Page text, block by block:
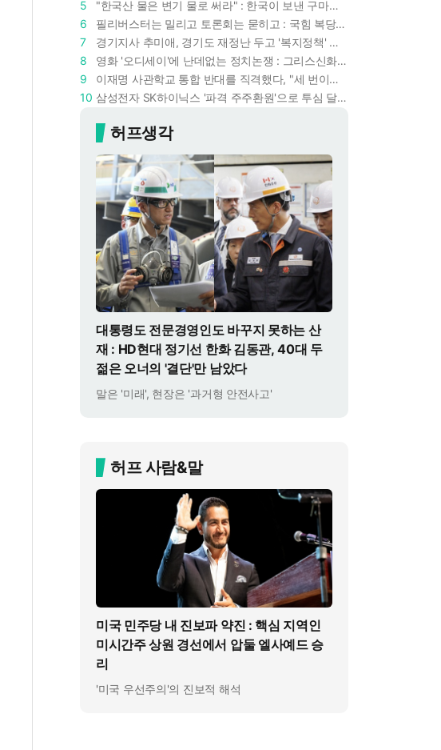
5
"한국산 물은 변기 물로 써라" : 한국이 보낸 구마모토 지진 구호품에 한 일본인의 '어처구니 없는' 반응
6
필리버스터는 밀리고 토론회는 묻히고 : 국힘 복당 원하는 한동훈, '검사 정치'의 한계만 드러내나
7
경기지사 추미애, 경기도 재정난 두고 '복지정책' 탓하는 시선에 정면 반박 : "고령자와 아이 인구 급증"
8
영화 '오디세이'에 난데없는 정치논쟁 : 그리스신화 공간에서 '트럼프 전쟁의 참혹함'이 보인다
9
이재명 사관학교 통합 반대를 직격했다, "세 번이나 군사 쿠데타 했는데 압도적 지위"
10
삼성전자 SK하이닉스 '파격 주주환원'으로 투심 달래고 주가도 받칠까, 100조 넘는 추가 배당 재원에 쏠리는 눈
허프생각
대통령도 전문경영인도 바꾸지 못하는 산
재 : HD현대 정기선 한화 김동관, 40대 두
젊은 오너의 '결단'만 남았다
말은 '미래', 현장은 '과거형 안전사고'
허프 사람&말
미국 민주당 내 진보파 약진 : 핵심 지역인
미시간주 상원 경선에서 압둘 엘사예드 승
리
'미국 우선주의'의 진보적 해석